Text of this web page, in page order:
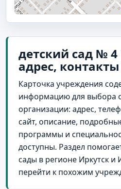
детский сад №
адрес,
Карточка учреждения
информацию для выбора
организации: адрес,
сайт, описание,
программы и
доступны. Раздел
сады в регионе Иркутск и
перейти к похожим